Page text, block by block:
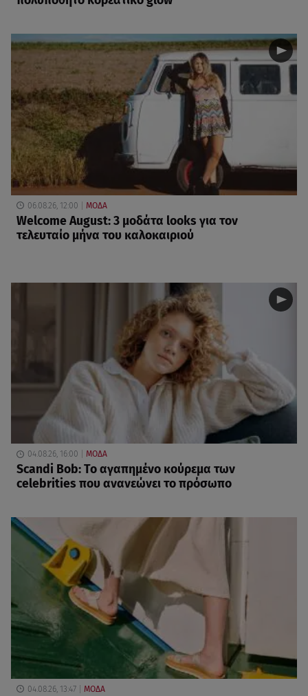
06.08.26, 12:00 ΜΟΔΑ
Welcome August: 3 μοδάτα looks για τον
τελευταίο μήνα του καλοκαιριού
04.08.26, 16:00 ΜΟΔΑ
Scandi Bob: Το αγαπημένο κούρεμα των
celebrities που ανανεώνει το πρόσωπο
04.08.26, 13:47 ΜΟΔΑ